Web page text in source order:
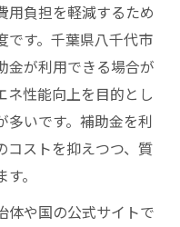
用負担を軽減するため
です。千葉県八千代市
金が利用できる場合が
ネ性能向上を目的とし
多いです。補助金を利
コストを抑えつつ、質
。
体や国の公式サイトで